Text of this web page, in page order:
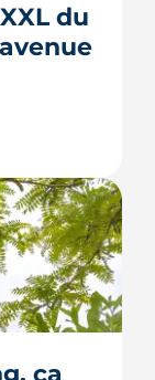
du
un
les
de terre
ça